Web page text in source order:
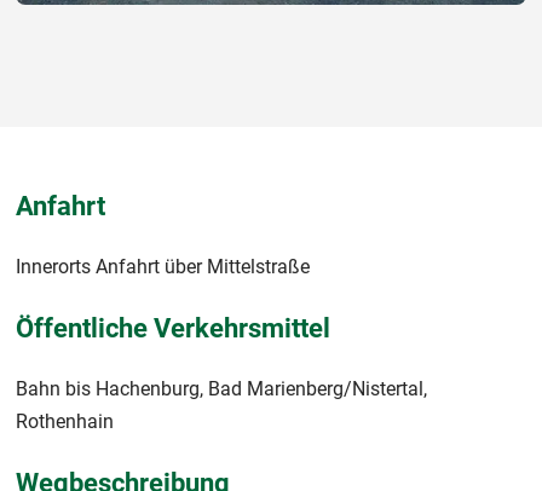
Anfahrt
Innerorts Anfahrt über Mittelstraße
Öffentliche Verkehrsmittel
Bahn bis Hachenburg, Bad Marienberg/Nistertal,
Rothenhain
Wegbeschreibung